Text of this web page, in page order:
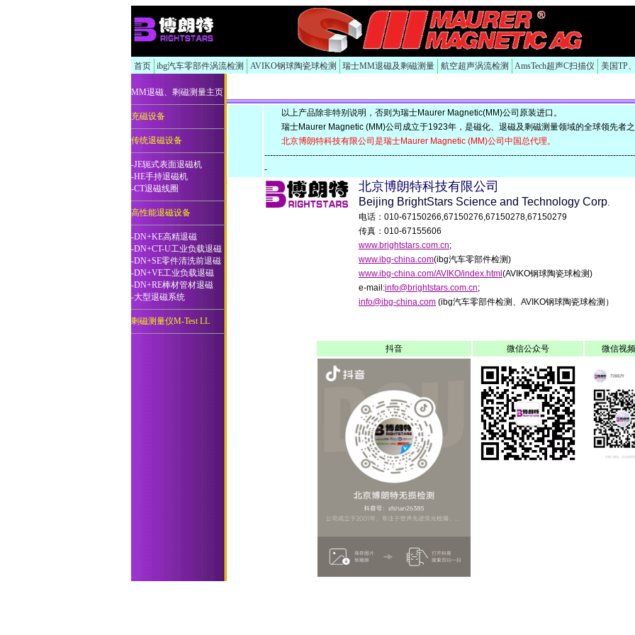
首页 ibg汽车零部件涡流检测 AVIKO钢球陶瓷球检测 瑞士MM退磁及剩磁测量 航空超声涡流检测 AmsTech超声C扫描仪 美国TP
MM退磁、剩磁测量主页
充磁设备
传统退磁设备
-JE轭式表面退磁机
-HE手持退磁机
-CT退磁线圈
高性能退磁设备
-DN+KE高精退磁
-DN+CT-U工业负载退磁
-DN+SE零件清洗前退磁
-DN+VE工业负载退磁
-DN+RE棒材管材退磁
-大型退磁系统
剩磁测量仪M-Test LL
以上产品除非特别说明，否则为瑞士Maurer Magnetic(MM)公司原装进口。
瑞士Maurer Magnetic (MM)公司成立于1923年，是磁化、退磁及剩磁测量领域的全球领先者
北京博朗特科技有限公司是瑞士Maurer Magnetic (MM)公司中国总代理。
-
北京博朗特科技有限公司
Beijing BrightStars Science and Technology Corp.
电话：010-67150266,67150276,67150278,67150279
传真：010-67155606
www.brightstars.com.cn;
www.ibg-china.com(ibg汽车零部件检测)
www.ibg-china.com/AVIKO/index.html (AVIKO钢球陶瓷球检测)
e-mail:info@brightstars.com.cn;
info@ibg-china.com (ibg汽车零部件检测、AVIKO钢球陶瓷球检测）
抖音 微信公众号 微信视